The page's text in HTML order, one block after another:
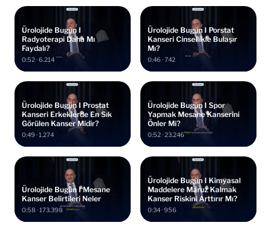
Ürolojide Bugün I
Radyoterapi Daha Mı
Faydalı?
0:52 · 6.214
Ürolojide Bugün I Porstat
Kanseri Cinsellikle Bulaşır
Mı?
0:46 · 742
Ürolojide Bugün I Prostat
Kanseri Erkeklerde En Sık
Görülen Kanser Midir?
0:49 · 1.274
Ürolojide Bugün I Spor
Yapmak Mesane Kanserini
Önler Mi?
0:52 · 23.246
Ürolojide Bugün I Mesane
Kanser Belirtileri Neler
0:58 · 173.398
Ürolojide Bugün I Kimyasal
Maddelere Maruz Kalmak
Kanser Riskini Arttırır Mı?
0:34 · 956